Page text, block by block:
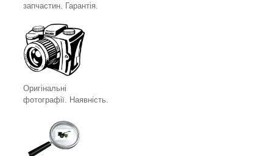
запчастин. Гарантія.
Оригінальні
фотографії. Наявність.